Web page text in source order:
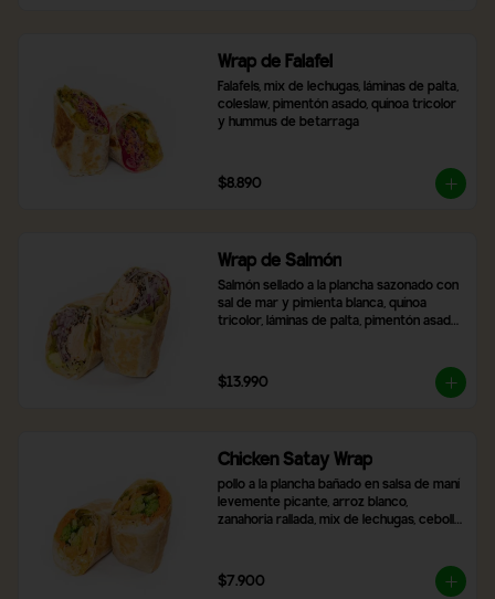
Wrap de Falafel
Falafels, mix de lechugas, láminas de palta,
coleslaw, pimentón asado, quínoa tricolor
y hummus de betarraga
$8.890
Wrap de Salmón
Salmón sellado a la plancha sazonado con
sal de mar y pimienta blanca, quínoa
tricolor, láminas de palta, pimentón asado,
$13.990
Chicken Satay Wrap
pollo a la plancha bañado en salsa de maní
levemente picante, arroz blanco,
zanahoria rallada, mix de lechugas, cebolla
$7.900